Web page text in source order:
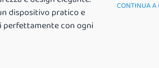
dispositivo pratico e
con ogni
CONTINUA A